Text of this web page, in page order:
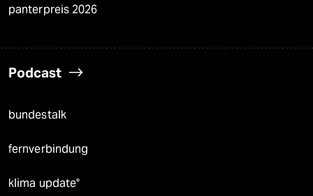
panterpreis 2026
Podcast
bundestalk
fernverbindung
klima update°